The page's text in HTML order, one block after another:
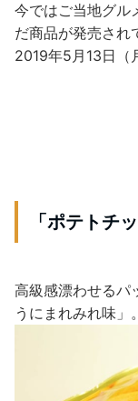
今ではご当地グル
だ商品が発売され
2019年5月13日（
「ポテトチ
高級感漂わせるパ
うにまれみれ味」。